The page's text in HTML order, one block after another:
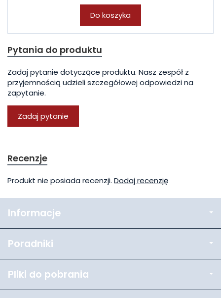
Do koszyka
Pytania do produktu
Zadaj pytanie dotyczące produktu. Nasz zespół z
przyjemnością udzieli szczegółowej odpowiedzi na
zapytanie.
Zadaj pytanie
Recenzje
Produkt nie posiada recenzji. Dodaj recenzję
Informacje
Poradniki
Pliki do pobrania